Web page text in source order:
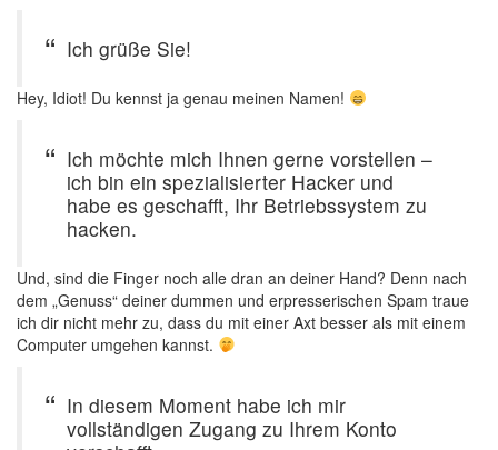
Ich grüße Sie!
Hey, Idiot! Du kennst ja genau meinen Namen!
Ich möchte mich Ihnen gerne vorstellen –
ich bin ein spezialisierter Hacker und
habe es geschafft, Ihr Betriebssystem zu
hacken.
Und, sind die Finger noch alle dran an deiner Hand? Denn nach
dem „Genuss“ deiner dummen und erpresserischen Spam traue
ich dir nicht mehr zu, dass du mit einer Axt besser als mit einem
Computer umgehen kannst.
In diesem Moment habe ich mir
vollständigen Zugang zu Ihrem Konto